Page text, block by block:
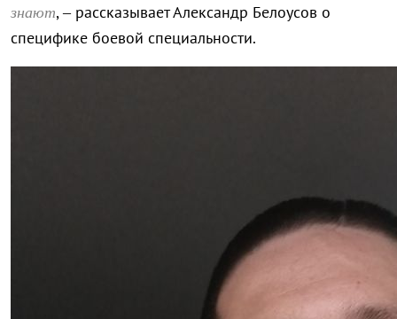
знают, – рассказывает Александр Белоусов о
специфике боевой специальности.